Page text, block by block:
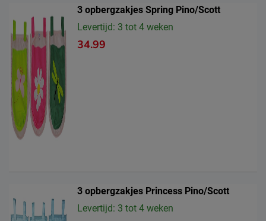
3 opbergzakjes Spring Pino/Scott
Levertijd: 3 tot 4 weken
34.99
3 opbergzakjes Princess Pino/Scott
Levertijd: 3 tot 4 weken